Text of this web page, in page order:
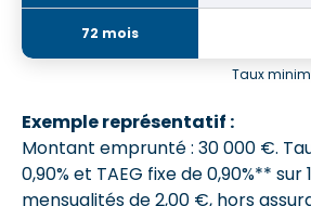
Taux
Exemple représentatif :
Montant emprunté : 30 000 €.
0,90% et TAEG fixe de 0,90%** sur
mensualités de 2,00 €, hors